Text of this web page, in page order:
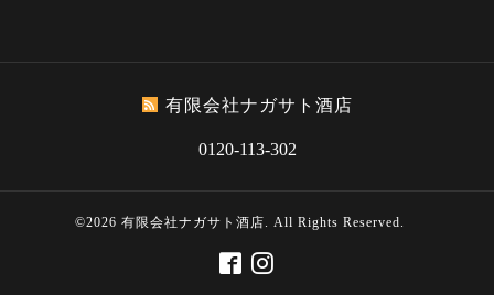
有限会社ナガサト酒店
0120-113-302
©2026 有限会社ナガサト酒店. All Rights Reserved.